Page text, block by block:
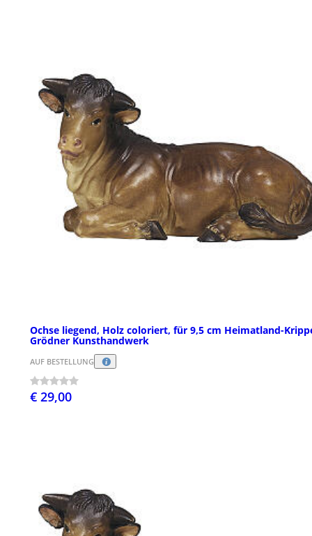
Ochse liegend, Holz coloriert, für 9,5 cm Heimatland-
Grödner Kunsthandwerk
AUF BESTELLUNG
€ 29,00